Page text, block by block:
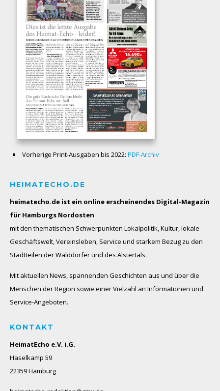
Vorherige Print-Ausgaben bis 2022: PDF-Archiv
HEIMATECHO.DE
heimatecho.de ist ein online erscheinendes Digital-Magazin
für Hamburgs Nordosten
mit den thematischen Schwerpunkten Lokalpolitik, Kultur, lokale
Geschäftswelt, Vereinsleben, Service und starkem Bezug zu den
Stadtteilen der Walddörfer und des Alstertals.
Mit aktuellen News, spannenden Geschichten aus und über die
Menschen der Region sowie einer Vielzahl an Informationen und
Service-Angeboten.
KONTAKT
HeimatEcho e.V. i.G.
Haselkamp 59
22359 Hamburg